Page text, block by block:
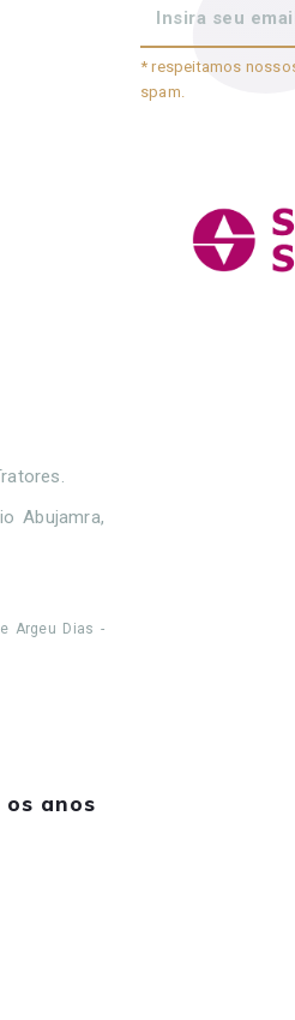
Abujamra,
Argeu Dias -
os anos
* respeitamos
spam.